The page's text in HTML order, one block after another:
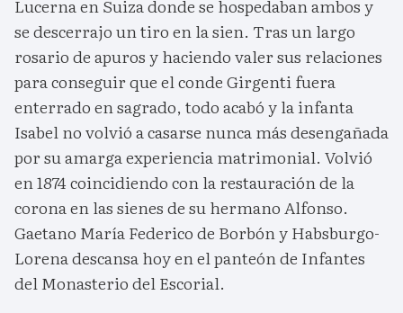
Lucerna en Suiza donde se hospedaban ambos y
se descerrajo un tiro en la sien. Tras un largo
rosario de apuros y haciendo valer sus relaciones
para conseguir que el conde Girgenti fuera
enterrado en sagrado, todo acabó y la infanta
Isabel no volvió a casarse nunca más desengañada
por su amarga experiencia matrimonial. Volvió
en 1874 coincidiendo con la restauración de la
corona en las sienes de su hermano Alfonso.
Gaetano María Federico de Borbón y Habsburgo-
Lorena descansa hoy en el panteón de Infantes
del Monasterio del Escorial.